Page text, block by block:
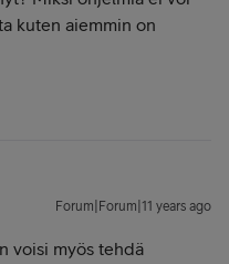
kuten aiemmin on
Forum|Forum|11 years ago
voisi myös tehdä